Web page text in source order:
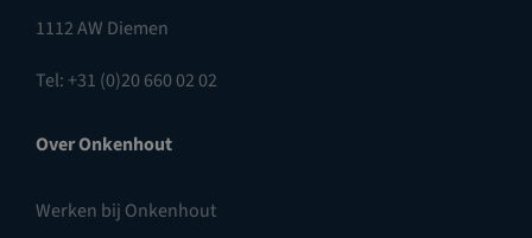
1112 AW Diemen
Tel: +31 (0)20 660 02 02
Over Onkenhout
Werken bij Onkenhout